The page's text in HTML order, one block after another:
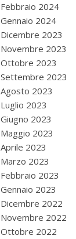
Febbraio 2024
Gennaio 2024
Dicembre 2023
Novembre 2023
Ottobre 2023
Settembre 2023
Agosto 2023
Luglio 2023
Giugno 2023
Maggio 2023
Aprile 2023
Marzo 2023
Febbraio 2023
Gennaio 2023
Dicembre 2022
Novembre 2022
Ottobre 2022